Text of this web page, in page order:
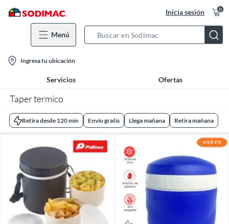
Inicia sesión 0
Menú
Bar
location-
icon
Ingresa tu ubicación
Servicios Ofertas
Taper termico
Retira desde 120 min Envío gratis Llega mañana Retira mañana